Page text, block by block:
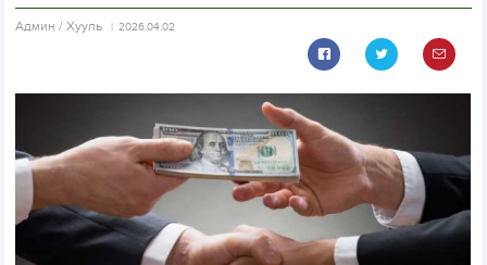
Aдмин / Хууль 2026.04.02